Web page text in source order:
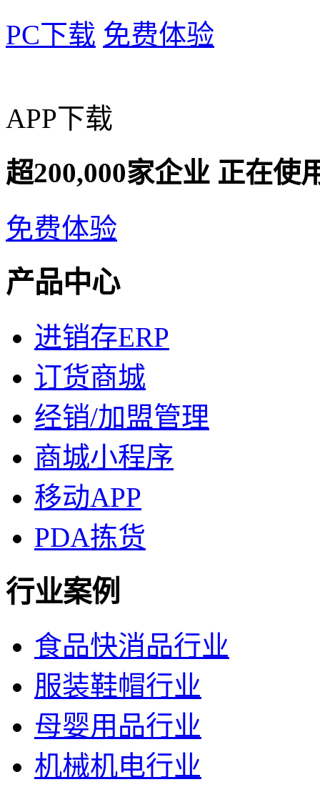
PC下载 免费体验
APP下载
超200,000家企业 正在使
免费体验
产品中心
进销存ERP
订货商城
经销/加盟管理
商城小程序
移动APP
PDA拣货
行业案例
食品快消品行业
服装鞋帽行业
母婴用品行业
机械机电行业